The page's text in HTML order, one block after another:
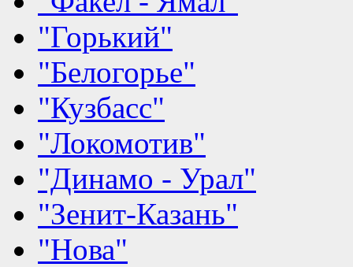
"Горький"
"Белогорье"
"Кузбасс"
"Локомотив"
"Динамо - Урал"
"Зенит-Казань"
"Нова"